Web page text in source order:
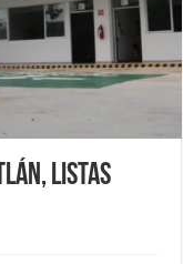
listas